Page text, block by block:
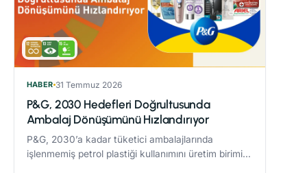
HABER 31 Temmuz 2026
P&G, 2030 Hedefleri Doğrultusunda
Ambalaj Dönüşümünü Hızlandırıyor
P&G, 2030’a kadar tüketici ambalajlarında
işlenmemiş petrol plastiği kullanımını üretim birimi